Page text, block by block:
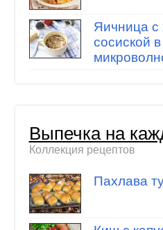
Яичница с
сосиской в
Выпечка на
Коллекция рецептов
Пахлава